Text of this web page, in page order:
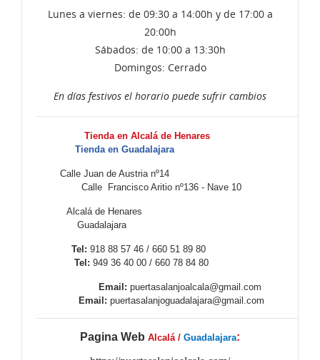
Lunes a viernes: de 09:30 a 14:00h y de 17:00 a
20:00h
Sábados: de 10:00 a 13:30h
Domingos: Cerrado
En días festivos el horario puede sufrir cambios
Tienda en Alcalá de Henares
Tienda en Guadalajara
Calle Juan de Austria nº14
Calle Francisco Aritio nº136 - Nave 10
Alcalá de Henares
Guadalajara
Tel: 918 88 57 46 / 660 51 89 80
Tel: 949 36 40 00 / 660 78 84 80
Email: puertasalanjoalcala@gmail.com
Email: puertasalanjoguadalajara@gmail.com
Pagina Web Alcalá / Guadalajara: